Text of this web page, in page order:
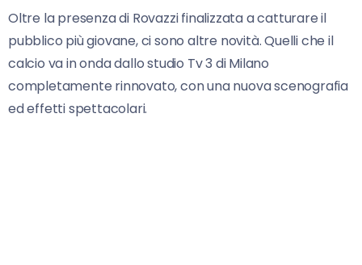
Oltre la presenza di Rovazzi finalizzata a catturare il
pubblico più giovane, ci sono altre novità. Quelli che il
calcio va in onda dallo studio Tv 3 di Milano
completamente rinnovato, con una nuova scenografia
ed effetti spettacolari.